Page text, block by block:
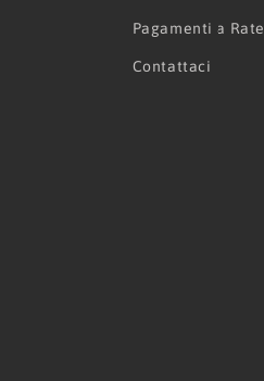
Pagamenti a Rate
Contattaci